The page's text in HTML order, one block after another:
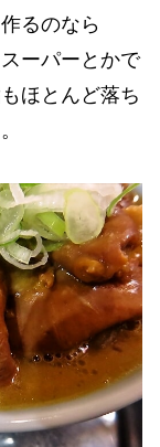
るのなら
ーパーとかで
ほとんど落ち